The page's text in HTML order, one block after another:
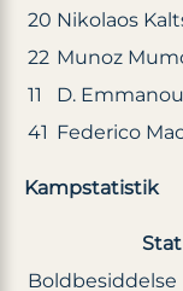
20 Nikolaos
22 Munoz
11
D.
41 Federico
Kampstatistik
Stat
Boldbesiddelse